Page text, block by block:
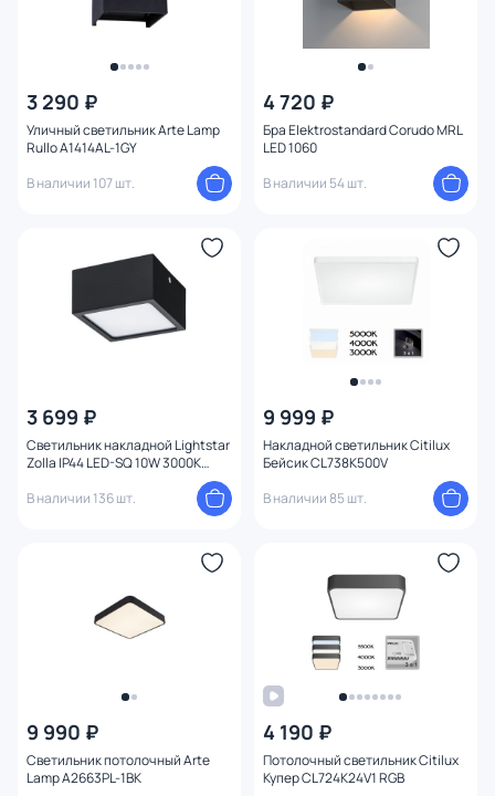
3 290 ₽
Уличный светильник Arte Lamp
Rullo A1414AL-1GY
В наличии 107 шт.
4 720 ₽
Бра Elektrostandard Corudo MRL
LED 1060
В наличии 54 шт.
3 699 ₽
Светильник накладной Lightstar
Zolla IP44 LED-SQ 10W 3000K
В наличии 136 шт.
9 999 ₽
Накладной светильник Citilux
Бейсик CL738K500V
В наличии 85 шт.
9 990 ₽
Светильник потолочный Arte
Lamp A2663PL-1BK
4 190 ₽
Потолочный светильник Citilux
Купер CL724K24V1 RGB